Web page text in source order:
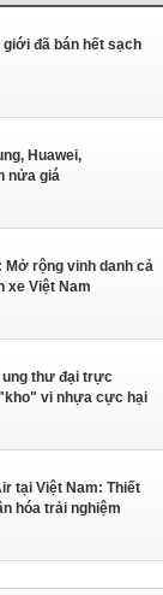
đã bán hết sạch
Huawei,
nửa giá
Mở rộng vinh danh cả
xe Việt Nam
ung thư đại trực
vi nhựa cực hại
tại Việt Nam: Thiết
hóa trải nghiệm